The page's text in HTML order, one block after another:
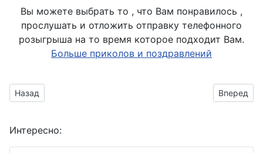
Вы можете выбрать то , что Вам понравилось ,
прослушать и отложить отправку телефонного
розыгрыша на то время которое подходит Вам.
Больше приколов и поздравлений
Предыдущий материал: прыгающая пантера в молниях
Назад Вперед
Интересно: